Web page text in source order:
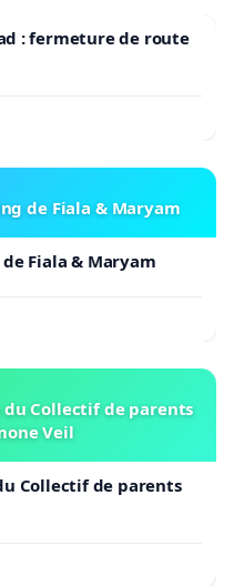
: fermeture de route
de Fiala & Maryam
Fiala & Maryam
Collectif de parents
Veil
Collectif de parents